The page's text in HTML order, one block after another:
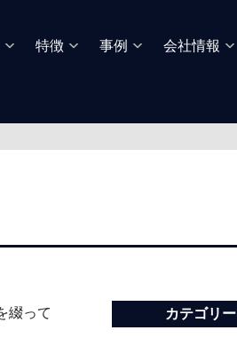
特徴 事例 会社情報
綴って
カテゴリー